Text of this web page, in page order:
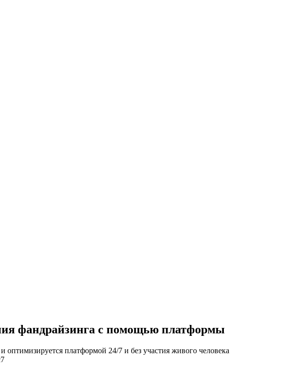
фандрайзинга с помощью платформы
оптимизируется платформой 24/7 и без участия живого человека